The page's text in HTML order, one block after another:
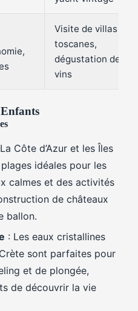
Visite de villas
toscanes,
dégustation de
vins
Côte d’Azur et les Îles
idéales pour les
calmes et des activités
de châteaux
ballon.
: Les eaux cristallines
sont parfaites pour
et de plongée,
de découvrir la vie